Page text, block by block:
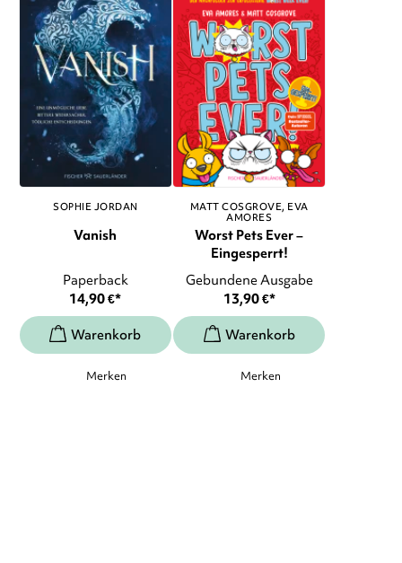
SOPHIE JORDAN
Vanish
Paperback
14,90€*
Merken
MATT COSGROVE EVA
AMORES
Worst Pets Ever –
Eingesperrt!
Gebundene Ausgabe
13,90€*
Merken